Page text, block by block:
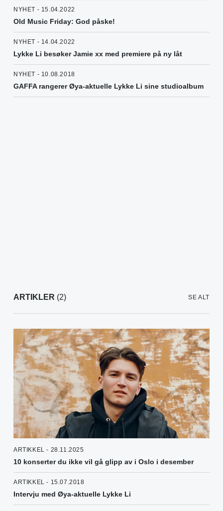
NYHET - 15.04.2022
Old Music Friday: God påske!
NYHET - 14.04.2022
Lykke Li besøker Jamie xx med premiere på ny låt
NYHET - 10.08.2018
GAFFA rangerer Øya-aktuelle Lykke Li sine studioalbum
ARTIKLER (2) SE ALT
ARTIKKEL - 28.11.2025
10 konserter du ikke vil gå glipp av i Oslo i desember
ARTIKKEL - 15.07.2018
Intervju med Øya-aktuelle Lykke Li